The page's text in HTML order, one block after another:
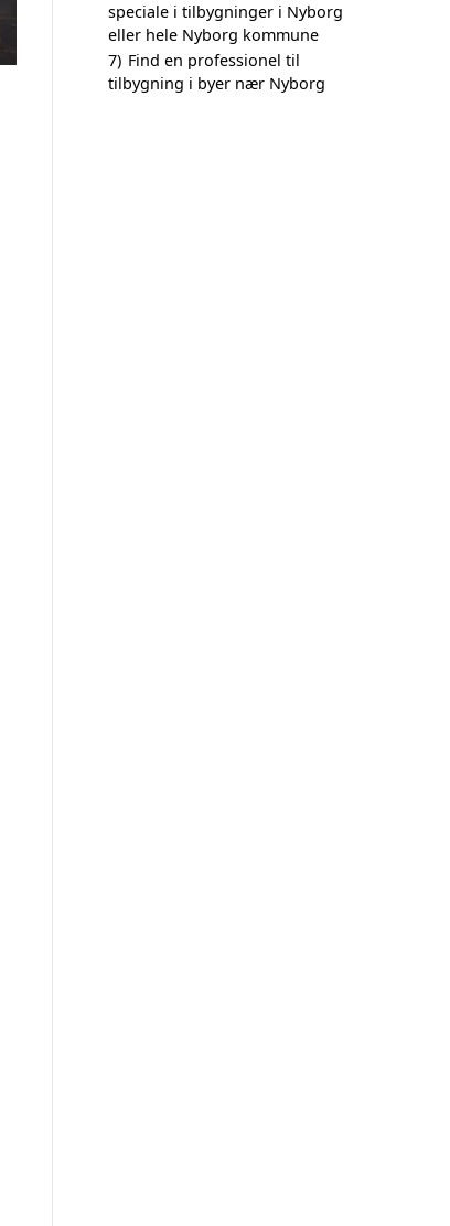
speciale i tilbygninger i Nyborg
eller hele Nyborg kommune
7) Find en professionel til
tilbygning i byer nær Nyborg